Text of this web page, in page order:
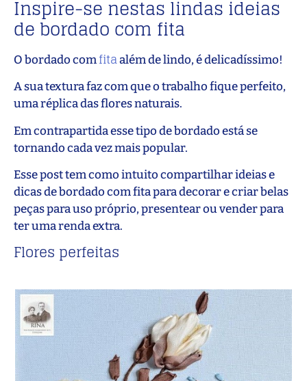
Inspire-se nestas lindas ideias
de bordado com fita
O bordado comfitaalém de lindo, é delicadíssimo!
A sua textura faz com que o trabalho fique perfeito,
uma réplica das flores naturais.
Em contrapartida esse tipo de bordado está se
tornando cada vez mais popular.
Esse post tem como intuito compartilhar ideias e
dicas de bordado com fita para decorar e criar belas
peças para uso próprio, presentear ou vender para
ter uma renda extra.
Flores perfeitas